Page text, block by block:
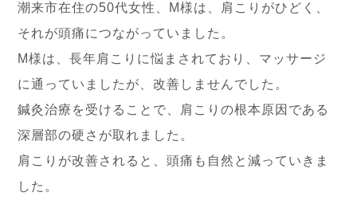
潮来市在住の50代女性、M様は、肩こりがひどく、
それが頭痛につながっていました。
M様は、長年肩こりに悩まされており、マッサージ
に通っていましたが、改善しませんでした。
鍼灸治療を受けることで、肩こりの根本原因である
深層部の硬さが取れました。
肩こりが改善されると、頭痛も自然と減っていきま
した。